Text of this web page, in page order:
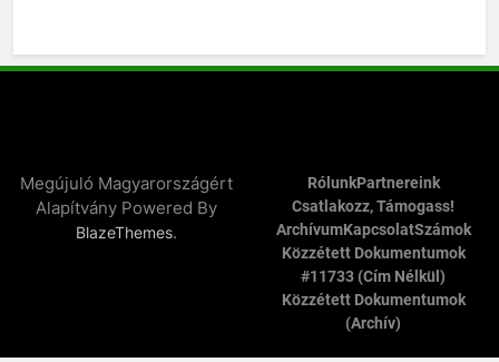
Megújuló Magyarországért
Alapítvány Powered By
BlazeThemes.
RólunkPartnereink
Csatlakozz, Támogass!
ArchívumKapcsolatSzámok
Közzétett Dokumentumok
#11733 (cím Nélkül)
Közzétett Dokumentumok
(archív)